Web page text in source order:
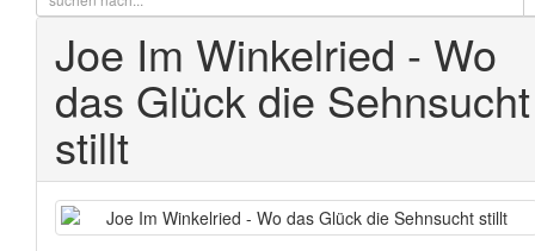
Joe Im Winkelried - Wo
das Glück die Sehnsucht
stillt